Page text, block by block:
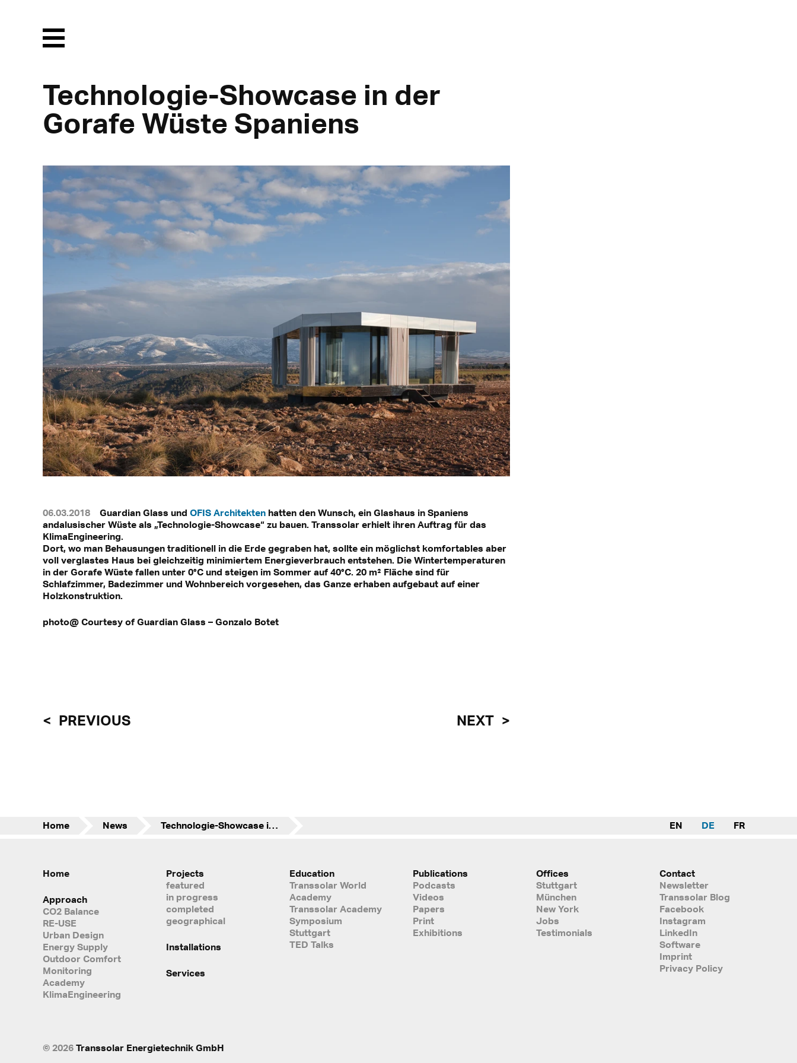
Menu
Technologie-Showcase in der
Gorafe Wüste Spaniens
06.03.2018 Guardian Glass und OFIS Architekten hatten den Wunsch, ein Glashaus in Spaniens
andalusischer Wüste als „Technologie-Showcase“ zu bauen. Transsolar erhielt ihren Auftrag für das
KlimaEngineering.
Dort, wo man Behausungen traditionell in die Erde gegraben hat, sollte ein möglichst komfortables aber
voll verglastes Haus bei gleichzeitig minimiertem Energieverbrauch entstehen. Die Wintertemperaturen
in der Gorafe Wüste fallen unter 0°C und steigen im Sommer auf 40°C. 20 m² Fläche sind für
Schlafzimmer, Badezimmer und Wohnbereich vorgesehen, das Ganze erhaben aufgebaut auf einer
Holzkonstruktion.
photo@ Courtesy of Guardian Glass – Gonzalo Botet
PREVIOUS NEXT
Home News Technologie-Showcase in der Gorafe Wüste Spaniens EN DE FR
Home
Approach
CO2 Balance
RE-USE
Urban Design
Energy Supply
Outdoor Comfort
Monitoring
Academy
KlimaEngineering
Projects
featured
in progress
completed
geographical
Installations
Services
Education
Transsolar World
Academy
Transsolar Academy
Symposium
Stuttgart
TED Talks
Publications
Podcasts
Videos
Papers
Print
Exhibitions
Offices
Stuttgart
München
New York
Jobs
Testimonials
Contact
Newsletter
Transsolar Blog
Facebook
Instagram
LinkedIn
Software
Imprint
Privacy Policy
© 2026 Transsolar Energietechnik GmbH